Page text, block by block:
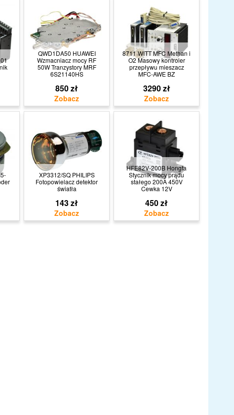
QWD1DA50 HUAWEI
Wzmacniacz mocy RF
50W Tranzystory MRF
6S21140HS
850 zł
8711 WITT MFC Methan i
O2 Masowy kontroler
przepływu mieszacz
MFC-AWE BZ
3290 zł
XP3312/SQ PHILIPS
Fotopowielacz detektor
światła
143 zł
HFE82V-200B Hongfa
Stycznik mocy prądu
stałego 200A 450V
Cewka 12V
450 zł